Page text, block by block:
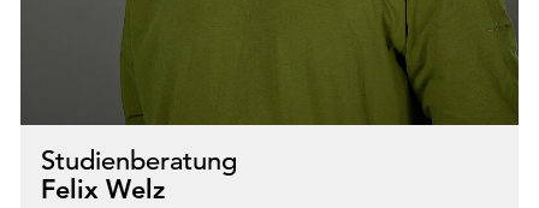
Studienberatung
Felix Welz